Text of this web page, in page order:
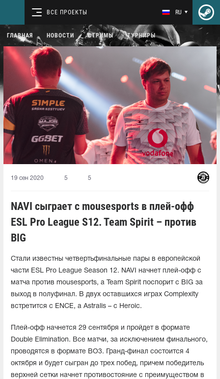
ВСЕ ПРОЕКТЫ RU
ГЛАВНАЯ НОВОСТИ СТРИМЫ ТУРНИРЫ
19 сен 2020 5 5
NAVI сыграет с mousesports в плей-офф
ESL Pro League S12. Team Spirit – против
BIG
Стали известны четвертьфинальные пары в европейской
части ESL Pro League Season 12. NAVI начнет плей-офф с
матча против mousesports, а Team Spirit поспорит с BIG за
выход в полуфинал. В двух оставшихся играх Complexity
встретится с ENCE, а Astralis – с Heroic.
Плей-офф начнется 29 сентября и пройдет в формате
Double Elimination. Все матчи, за исключением финального,
проводятся в формате BO3. Гранд-финал состоится 4
октября и будет сыгран до трех побед, причем победитель
верхней сетки начнет противостояние с преимуществом в